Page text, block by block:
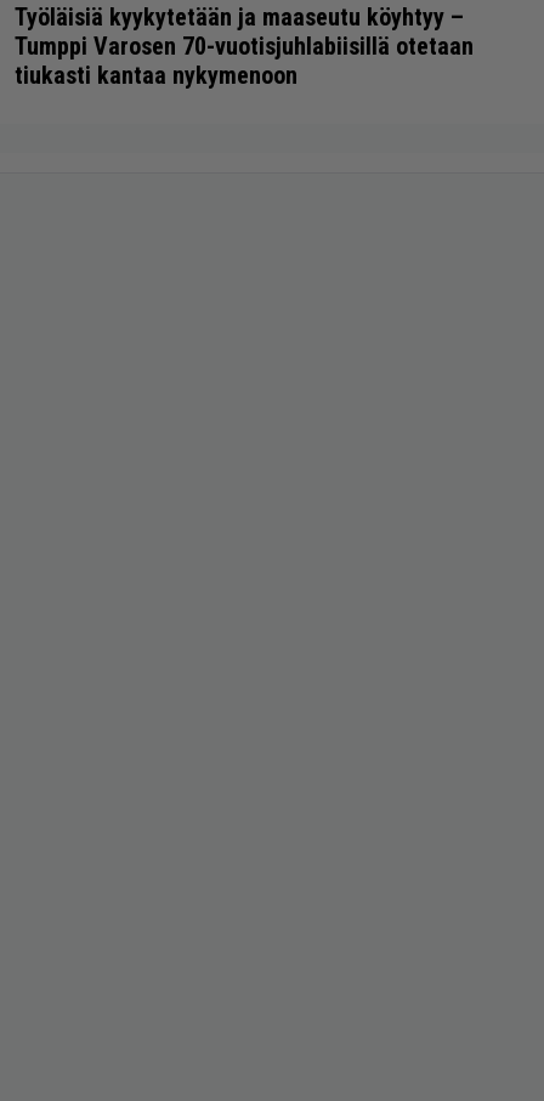
Työläisiä kyykytetään ja maaseutu köyhtyy –
Tumppi Varosen 70-vuotisjuhlabiisillä otetaan
tiukasti kantaa nykymenoon